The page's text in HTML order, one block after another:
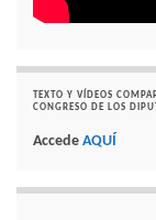
TEXTO Y VÍDEOS
CONGRESO DE LOS
Accede AQUÍ